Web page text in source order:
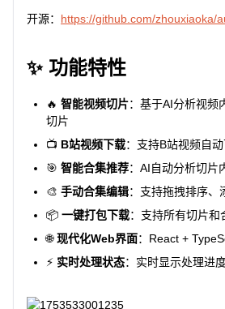
开源： https://github.com/zhouxiaoka/
✨ 功能特性
🔥 智能视频切片：基于AI分析视频
切片
📺 B站视频下载：支持B站视频自
🎯 智能合集推荐：AI自动分析切片
🎨 手动合集编辑：支持拖拽排序、
📦 一键打包下载：支持所有切片
🌐现代化Web界面：React +
⚡ 实时处理状态：实时显示处理进